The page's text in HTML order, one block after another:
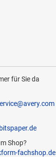
für Sie da
Shop?
fachshop.de